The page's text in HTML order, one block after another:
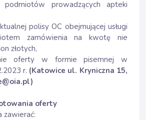
podmiotów prowadzących apteki
polisy OC obejmującej usługi
zamówienia na kwotę nie
złotych,
oferty w formie pisemnej w
r. (Katowice ul. Kryniczna 15,
oferty
zawierać: